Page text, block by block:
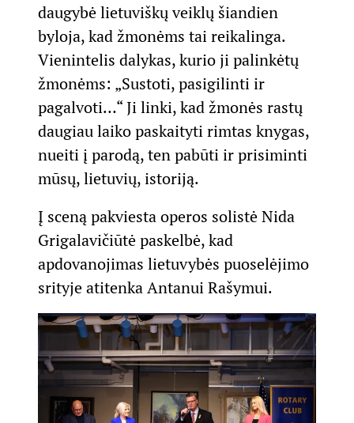
daugybė lietuviškų veiklų šiandien
byloja, kad žmonėms tai reikalinga.
Vienintelis dalykas, kurio ji palinkėtų
žmonėms: „Sustoti, pasigilinti ir
pagalvoti…“ Ji linki, kad žmonės rastų
daugiau laiko paskaityti rimtas knygas,
nueiti į parodą, ten pabūti ir prisiminti
mūsų, lietuvių, istoriją.
Į sceną pakviesta operos solistė Nida
Grigalavičiūtė paskelbė, kad
apdovanojimas lietuvybės puoselėjimo
srityje atitenka Antanui Rašymui.